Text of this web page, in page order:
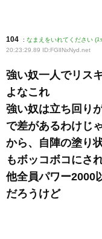
104 : なまえをいれてください (
20:23:29.89 ID:FGlINxNyd .net
強い奴一人でリス
よなこれ
強い奴は立ち回り
で差があるわけじ
から、自陣の塗り
もボッコボコにさ
他全員パワー2000
だろうけど